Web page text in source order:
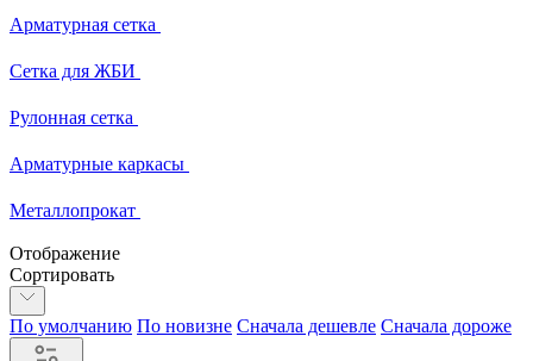
Арматурная сетка
Сетка для ЖБИ
Рулонная сетка
Арматурные каркасы
Металлопрокат
Отображение
Сортировать
По умолчанию По новизне Сначала дешевле Сначала дороже